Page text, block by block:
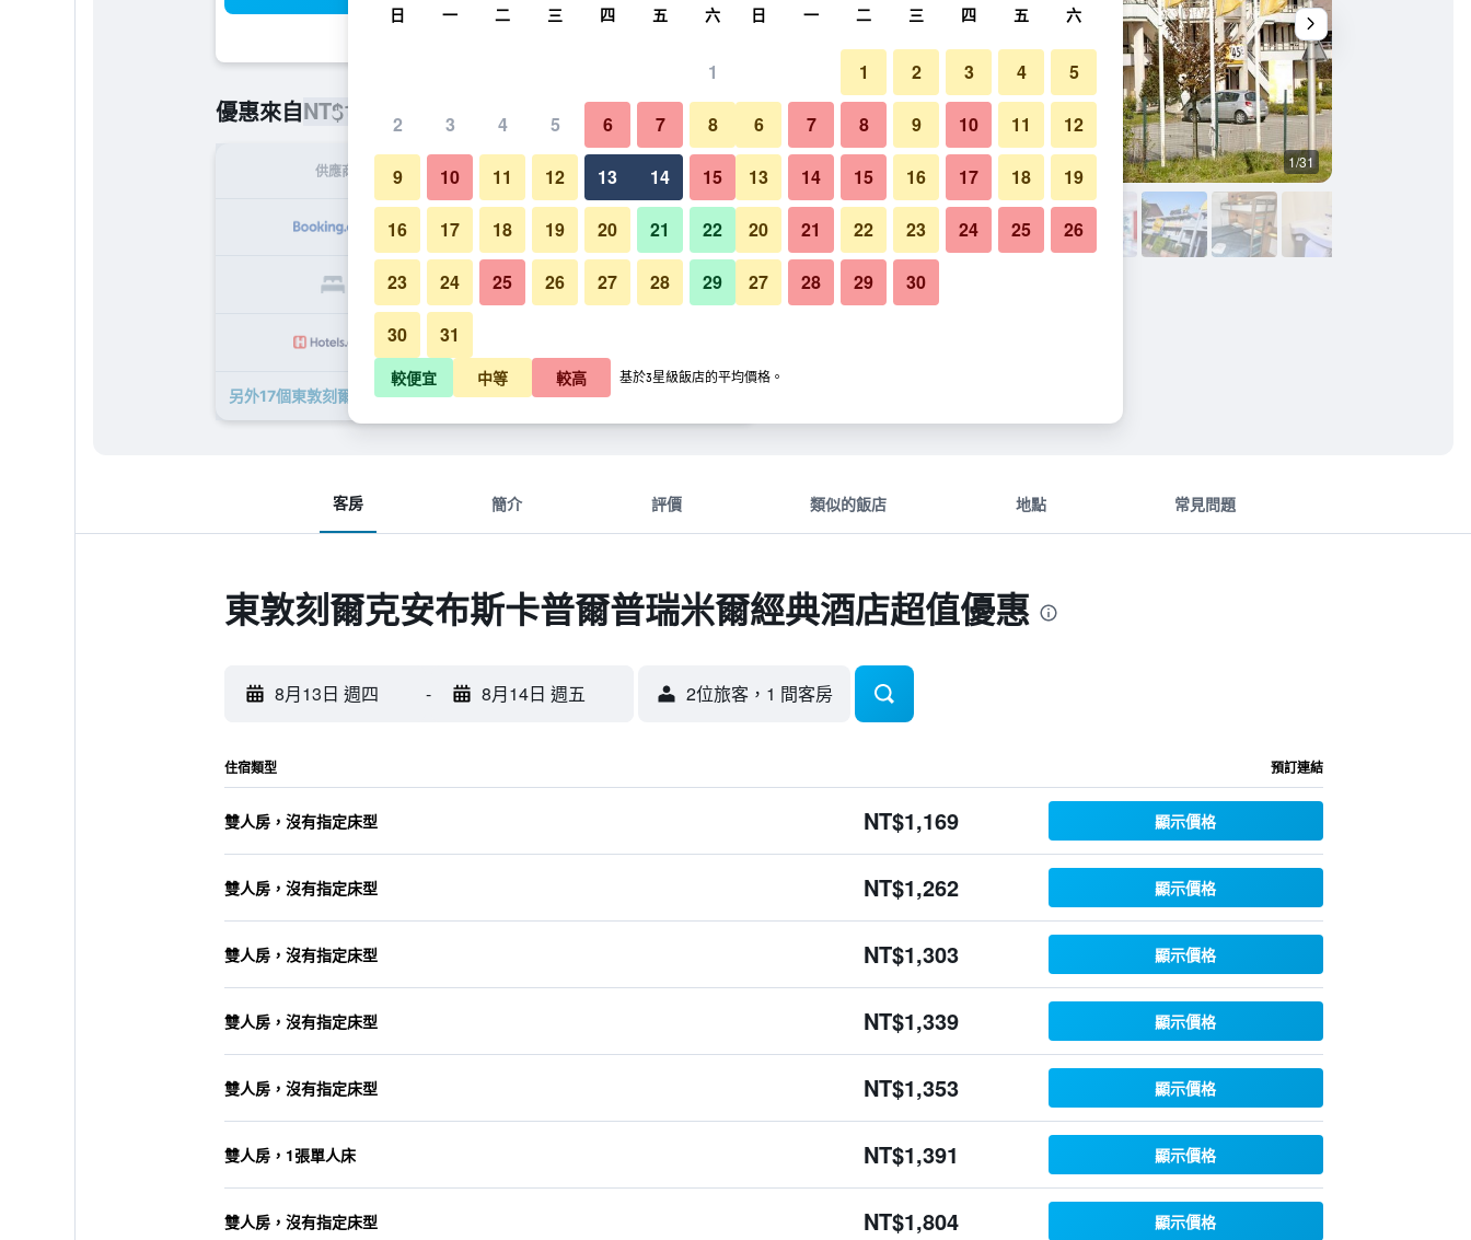
優惠來自NT$1,169
供應商 每晚總額
NT$1,169 查看優惠
NT$1,262 查看優惠
另外17個東敦刻爾克安布斯卡普爾普瑞米爾經典酒店​的優惠
建築 1/31
東敦刻爾克安布斯卡普爾普瑞米爾經典酒店的照片
客房 簡介 評價 類似的飯店 地點 常見問題
東敦刻爾克安布斯卡普爾普瑞米爾經典酒店超值優惠
8月13日 週四 - 8月14日 週五 2位旅客，1 間客房
住宿類型 預訂連結
雙人房，沒有指定床型 NT$1,169 顯示價格
雙人房，沒有指定床型 NT$1,262 顯示價格
雙人房，沒有指定床型 NT$1,303 顯示價格
雙人房，沒有指定床型 NT$1,339 顯示價格
雙人房，沒有指定床型 NT$1,353 顯示價格
雙人房，1張單人床 NT$1,391 顯示價格
雙人房，沒有指定床型 NT$1,804 顯示價格
日 一 二 三 四 五 六
1
2 3 4 5 6 7 8
9 10 11 12 13 14 15
16 17 18 19 20 21 22
23 24 25 26 27 28 29
30 31
日 一 二 三 四 五 六
1 2 3 4 5
6 7 8 9 10 11 12
13 14 15 16 17 18 19
20 21 22 23 24 25 26
27 28 29 30
較便宜 中等 較高 基於3星級飯店的平均價格。